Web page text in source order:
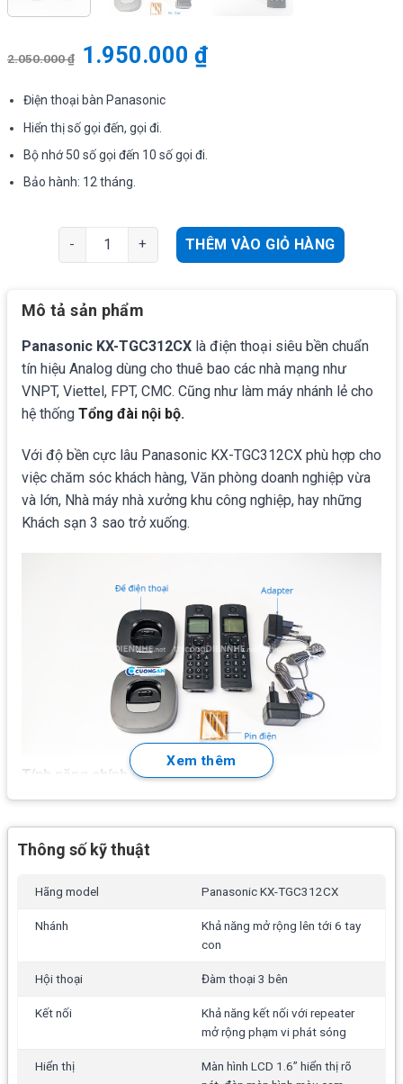
2.050.000₫ 1.950.000₫
Điện thoại bàn Panasonic
Hiển thị số gọi đến, gọi đi.
Bộ nhớ 50 số gọi đến 10 số gọi đi.
Bảo hành: 12 tháng.
Điện thoại Analog Panasonic KX-TGC312CX hiện số,
THÊM VÀO GIỎ HÀNG
Mô tả sản phẩm
Panasonic KX-TGC312CX là điện thoại siêu bền chuẩn
tín hiệu Analog dùng cho thuê bao các nhà mạng như
VNPT, Viettel, FPT, CMC. Cũng như làm máy nhánh lẻ cho
hệ thống Tổng đài nội bộ.
Với độ bền cực lâu Panasonic KX-TGC312CX phù hợp cho
việc chăm sóc khách hàng, Văn phòng doanh nghiệp vừa
và lớn, Nhà máy nhà xưởng khu công nghiệp, hay những
Khách sạn 3 sao trở xuống.
Tính năng chính của KX-TGC312CX
Màn hình hiển thì LCD 1,6″ hiển thị rõ nét
Nhớ được 10 số gọi đi
6 phím gọi nhanh
Khả năng kết nối với các repeater để mở rộng phạm vi
Trả lời bằng phím bất kỳ
Xem thêm
Thông số kỹ thuật
Hãng model Panasonic KX-TGC312CX
Nhánh
Khả năng mở rộng lên tới 6 tay
con
Hội thoại Đàm thoại 3 bên
Kết nối
Khả năng kết nối với repeater
mở rộng phạm vi phát sóng
Hiển thị
Màn hình LCD 1.6” hiển thị rõ